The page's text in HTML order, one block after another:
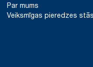
Par mums
Veiksmīgas pieredzes